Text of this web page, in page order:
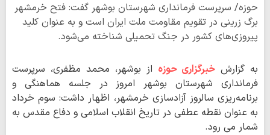
حوزه/ سرپرست فرمانداری شهرستان بوشهر گفت: فتح خرمشهر
برگ زرینی در تقویم مقاومت ملت ایران است و به عنوان کلید
پیروزی‌های کشور در جنگ تحمیلی شناخته می‌شود.
به گزارش خبرگزاری حوزه از بوشهر، محمد مظفری، سرپرست
فرمانداری شهرستان بوشهر امروز در جلسه هماهنگی و
برنامه‌ریزی سالروز آزادسازی خرمشهر، اظهار داشت: سوم خرداد
به عنوان نقطه عطفی در تاریخ انقلاب اسلامی و دفاع مقدس به
شمار می رود.